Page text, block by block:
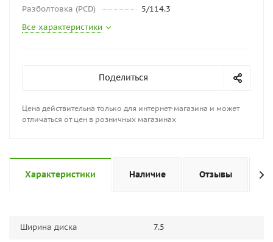
Разболтовка (PCD)
5/114.3
Все характеристики
Поделиться
Цена действительна только для интернет-магазина и может
отличаться от цен в розничных магазинах
Характеристики Наличие Отзывы
Ширина диска 7.5